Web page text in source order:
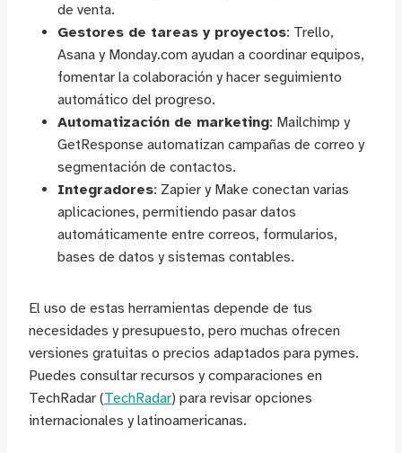
de venta.
Gestores de tareas y proyectos: Trello,
Asana y Monday.com ayudan a coordinar equipos,
fomentar la colaboración y hacer seguimiento
automático del progreso.
Automatización de marketing: Mailchimp y
GetResponse automatizan campañas de correo y
segmentación de contactos.
Integradores: Zapier y Make conectan varias
aplicaciones, permitiendo pasar datos
automáticamente entre correos, formularios,
bases de datos y sistemas contables.
El uso de estas herramientas depende de tus
necesidades y presupuesto, pero muchas ofrecen
versiones gratuitas o precios adaptados para pymes.
Puedes consultar recursos y comparaciones en
TechRadar (TechRadar) para revisar opciones
internacionales y latinoamericanas.